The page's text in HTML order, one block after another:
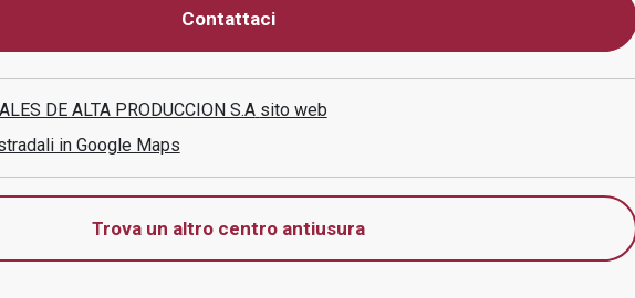
Contattaci
DE ALTA PRODUCCION S.A sito web
in Google Maps
Trova un altro centro antiusura